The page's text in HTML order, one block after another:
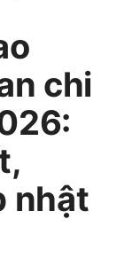
chi
nhật